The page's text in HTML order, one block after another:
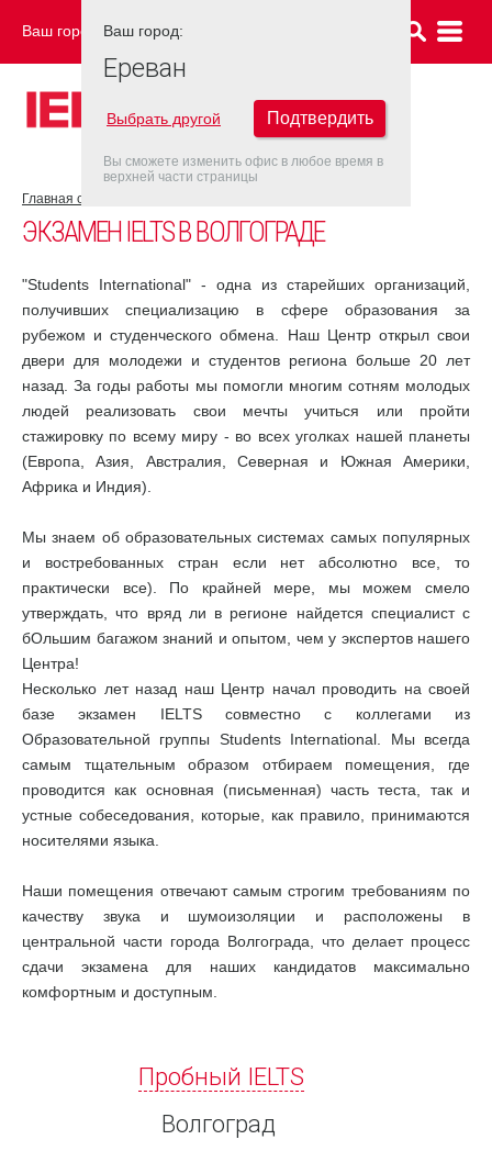
Ваш город: ЕРЕВАН
Главная страница
ЭКЗАМЕН IELTS В ВОЛГОГРАДЕ
"Students International" - одна из старейших организаций,
получивших специализацию в сфере образования за
рубежом и студенческого обмена. Наш Центр открыл свои
двери для молодежи и студентов региона больше 20 лет
назад. За годы работы мы помогли многим сотням молодых
людей реализовать свои мечты учиться или пройти
стажировку по всему миру - во всех уголках нашей планеты
(Европа, Азия, Австралия, Северная и Южная Америки,
Африка и Индия).
Мы знаем об образовательных системах самых популярных
и востребованных стран если нет абсолютно все, то
практически все). По крайней мере, мы можем смело
утверждать, что вряд ли в регионе найдется специалист с
бОльшим багажом знаний и опытом, чем у экспертов нашего
Центра!
Несколько лет назад наш Центр начал проводить на своей
базе экзамен IELTS совместно с коллегами из
Образовательной группы Students International. Мы всегда
самым тщательным образом отбираем помещения, где
проводится как основная (письменная) часть теста, так и
устные собеседования, которые, как правило, принимаются
носителями языка.
Наши помещения отвечают самым строгим требованиям по
качеству звука и шумоизоляции и расположены в
центральной части города Волгограда, что делает процесс
сдачи экзамена для наших кандидатов максимально
комфортным и доступным.
Пробный IELTS
Волгоград
Ваш город:
Ереван
Выбрать другой Подтвердить
Вы сможете изменить офис в любое время в
верхней части страницы